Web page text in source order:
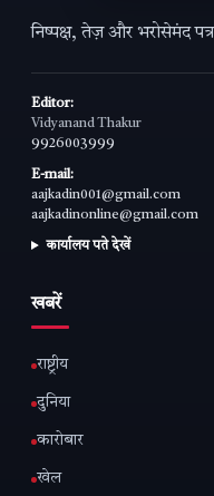
निष्पक्ष, तेज़ और भरोसेमंद
Editor:
Vidyanand Thakur
9926003999
E-mail:
aajkadin001@gmail.com
aajkadinonline@gmail.com
कार्यालय पते देखें
खबरें
राष्ट्रीय
दुनिया
कारोबार
खेल